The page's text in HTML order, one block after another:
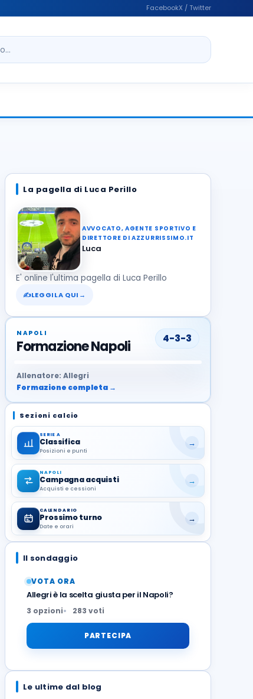
FacebookX / Twitter
La pagella di Luca Perillo
AVVOCATO, AGENTE SPORTIVO E
DIRETTORE DI AZZURRISSIMO.IT
Luca
E' online l'ultima pagella di Luca Perillo
✍LEGGILA QUI →
NAPOLI
Formazione Napoli 4-3-3
Allenatore: Allegri
Formazione completa →
Sezioni calcio
SERIE A
Classifica
Posizioni e punti
→
NAPOLI
Campagna acquisti
Acquisti e cessioni
→
CALENDARIO
Prossimo turno
Date e orari
→
Il sondaggio
VOTA ORA
Allegri è la scelta giusta per il Napoli?
3 opzioni 283 voti
PARTECIPA
Le ultime dal blog